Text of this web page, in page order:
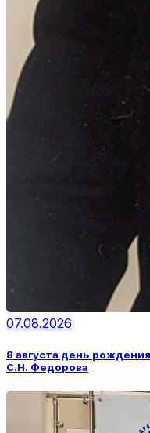
07.08.2026
8 августа день
С.Н. Федорова